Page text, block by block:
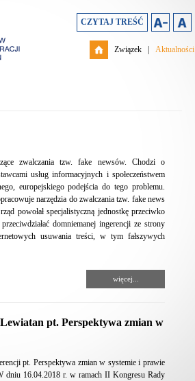
CZYTAJ TREŚĆ
Związek Aktualności
zwalczania tzw. fake newsów. Chodzi o
usług informacyjnych i społeczeństwem
europejskiego podejścia do tego problemu.
narzędzia do zwalczania tzw. fake news
powołał specjalistyczną jednostkę przeciwko
domniemanej ingerencji ze strony
usuwania treści, w tym fałszywych
więcej...
pt. Perspektywa zmian w
pt. Perspektywa zmian w systemie i prawie
dniu 16.04.2018 r. w ramach II Kongresu Rady